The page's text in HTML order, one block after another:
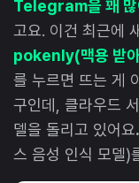
Telegram을 꽤 많
고요. 이건 최근에
pokenly(맥용 받
를 누르면 뜨는 게
구인데, 클라우드
델을 돌리고 있어요.
스 음성 인식 모델)